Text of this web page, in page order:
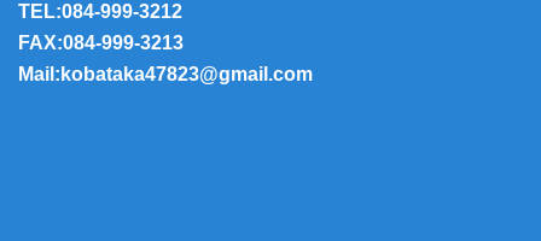
TEL:084-999-3212
FAX:084-999-3213
Mail:kobataka47823@gmail.com